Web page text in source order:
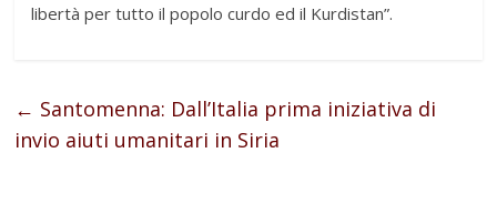
libertà per tutto il popolo curdo ed il Kurdistan”.
← Santomenna: Dall’Italia prima iniziativa di
invio aiuti umanitari in Siria